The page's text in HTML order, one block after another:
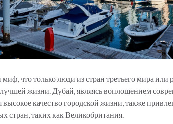
что только люди из стран третьего мира или
жизни. Дубай, являясь воплощением
качество городской жизни, также
стран, таких как Великобритания.